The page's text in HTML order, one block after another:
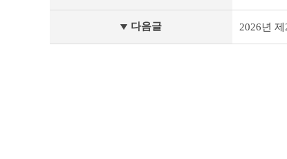
행
료
다음글 2026년